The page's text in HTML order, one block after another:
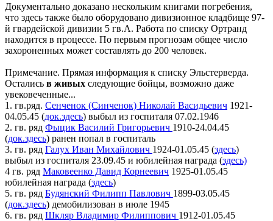
Документально доказано нескольким книгами погребения,
что здесь также было оборудовано дивизионное кладбище 97-
й гвардейской дивизии 5 гв.А. Работа по списку Ортранд
находится в процессе. По первым прогнозам общее число
захороненных может составлять до 200 человек.
Примечание. Прямая информация к списку Эльстерверда.
Остались в живых следующие бойцы, возможно даже
увековеченные...
1. гв.ряд. Сенченок (Синченок) Николай Васидьевич 1921-
04.05.45 (док.здесь) выбыл из госпиталя 07.02.1946
2. гв. ряд Фыцик Василий Григорьевич 1910-24.04.45
(док.здесь) ранен попал в госпиталь
3. гв. ряд Галух Иван Михайлович 1924-01.05.45 (здесь)
выбыл из госпиталя 23.09.45 и юбилейная награда (здесь)
4 гв. ряд Маковеенко Давид Корнеевич 1925-01.05.45
юбилейная награда (здесь)
5. гв. ряд Будянский Филипп Павлович 1899-03.05.45
(док.здесь) демобилизован в июле 1945
6. гв. ряд Шкляр Владимир Филиппович 1912-01.05.45